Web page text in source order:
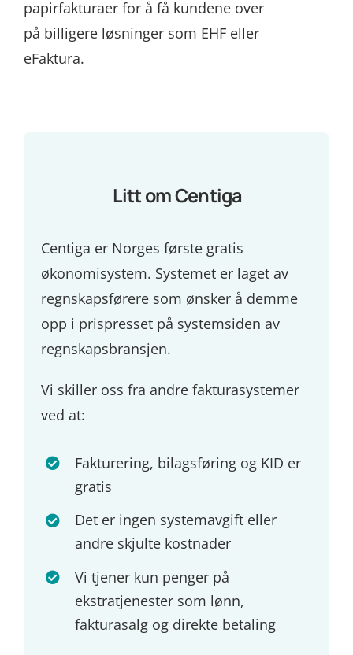
papirfakturaer for å få kundene over
på billigere løsninger som EHF eller
eFaktura.
Litt om Centiga
Centiga er Norges første gratis
økonomisystem. Systemet er laget av
regnskapsførere som ønsker å demme
opp i prispresset på systemsiden av
regnskapsbransjen.
Vi skiller oss fra andre fakturasystemer
ved at:
Fakturering, bilagsføring og KID er
gratis
Det er ingen systemavgift eller
andre skjulte kostnader
Vi tjener kun penger på
ekstratjenester som lønn,
fakturasalg og direkte betaling